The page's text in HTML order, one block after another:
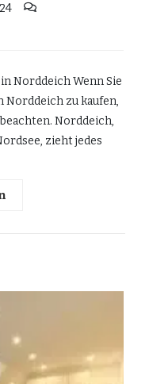
Norddeich Wenn Sie
Norddeich zu kaufen,
Norddeich,
zieht jedes